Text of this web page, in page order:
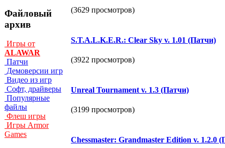
Файловый
архив
Игры от
ALAWAR
Патчи
Демоверсии игр
Видео из игр
Софт, драйверы
Популярные
файлы
Флеш игры
Игры Armor
Games
(3629 просмотров)
S.T.A.L.K.E.R.: Clear Sky v. 1.01 (Патчи)
(3922 просмотров)
Unreal Tournament v. 1.3 (Патчи)
(3199 просмотров)
Chessmaster: Grandmaster Edition v. 1.2.0